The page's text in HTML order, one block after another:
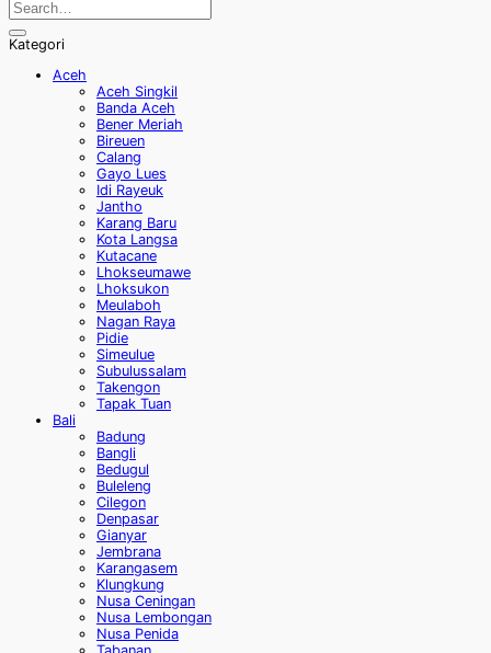
Kategori
Aceh
Aceh Singkil
Banda Aceh
Bener Meriah
Bireuen
Calang
Gayo Lues
Idi Rayeuk
Jantho
Karang Baru
Kota Langsa
Kutacane
Lhokseumawe
Lhoksukon
Meulaboh
Nagan Raya
Pidie
Simeulue
Subulussalam
Takengon
Tapak Tuan
Bali
Badung
Bangli
Bedugul
Buleleng
Cilegon
Denpasar
Gianyar
Jembrana
Karangasem
Klungkung
Nusa Ceningan
Nusa Lembongan
Nusa Penida